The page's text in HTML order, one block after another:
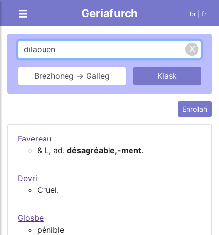
Geriafurch br | fr
Brezhoneg → Galleg
Enrollañ
Favereau
& L, ad. désagréable,-ment.
Devri
Cruel.
Glosbe
pénible